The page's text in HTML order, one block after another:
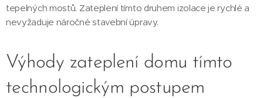
tepelných mostů. Zateplení tímto druhem izolace je rychlé a
nevyžaduje náročné stavební úpravy.
Výhody zateplení domu tímto
technologickým postupem